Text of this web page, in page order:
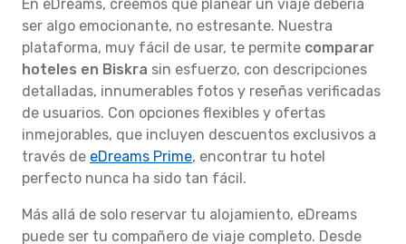
En eDreams, creemos que planear un viaje debería
ser algo emocionante, no estresante. Nuestra
plataforma, muy fácil de usar, te permite comparar
hoteles en Biskra sin esfuerzo, con descripciones
detalladas, innumerables fotos y reseñas verificadas
de usuarios. Con opciones flexibles y ofertas
inmejorables, que incluyen descuentos exclusivos a
través de eDreams Prime, encontrar tu hotel
perfecto nunca ha sido tan fácil.
Más allá de solo reservar tu alojamiento, eDreams
puede ser tu compañero de viaje completo. Desde